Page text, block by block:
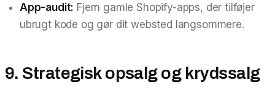
App-audit: Fjern gamle Shopify-apps, der tilføjer
ubrugt kode og gør dit websted langsommere.
9. Strategisk opsalg og krydssalg